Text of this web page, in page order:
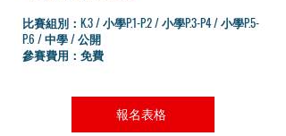
比賽組別：K.3 / 小學P.1-P.2 / 小學P.3-P4 / 小學P.5-
P.6 / 中學 / 公開
參賽費用：免費
報名表格